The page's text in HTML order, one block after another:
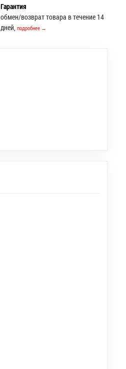
Гарантия
обмен/возврат товара в течение 14
дней,подробнее →